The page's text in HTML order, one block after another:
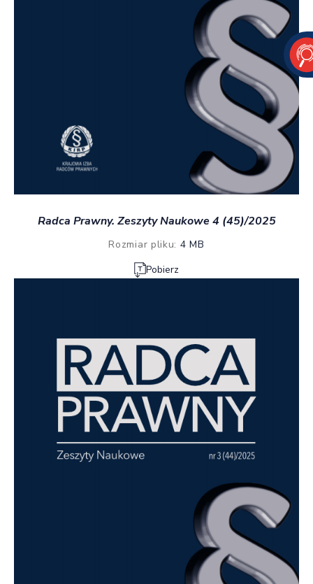
Radca Prawny. Zeszyty Naukowe 4 (45)/2025
Rozmiar pliku: 4 MB
Pobierz